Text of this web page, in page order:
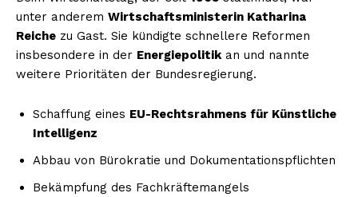
unter anderem Wirtschaftsministerin Katharina
Reiche zu Gast. Sie kündigte schnellere Reformen
insbesondere in der Energiepolitikan und nannte
weitere Prioritäten der Bundesregierung.
Schaffung eines EU-Rechtsrahmens für Künstliche
Intelligenz
Abbau von Bürokratie und Dokumentationspflichten
Bekämpfung des Fachkräftemangels